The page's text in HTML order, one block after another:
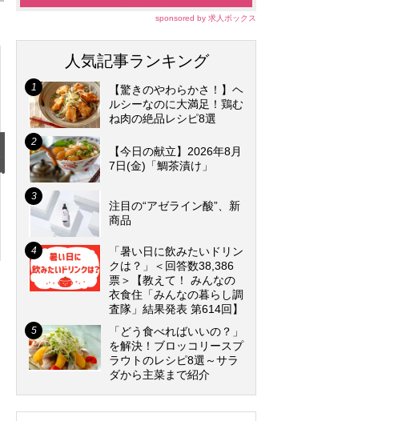
sponsored by 求人ボックス
人気記事ランキング
【驚きのやわらかさ！】ヘ
ルシーなのに大満足！鶏む
ね肉の絶品レシピ8選
【今日の献立】2026年8月
7日(金)「鯛茶漬け」
注目の“アゼライン酸”、新
商品
「暑い日に飲みたいドリン
クは？」＜回答数38,386
票＞【教えて！ みんなの
衣食住「みんなの暮らし調
査隊」結果発表 第614回】
「どう食べればいいの？」
を解決！ブロッコリースプ
ラウトのレシピ8選～サラ
ダから主菜まで紹介